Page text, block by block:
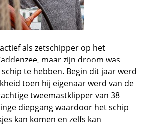
als zetschipper op het
maar zijn droom was
te hebben. Begin dit jaar werd
toen hij eigenaar werd van de
tweemastklipper van 38
diepgang waardoor het schip
kan komen en zelfs kan